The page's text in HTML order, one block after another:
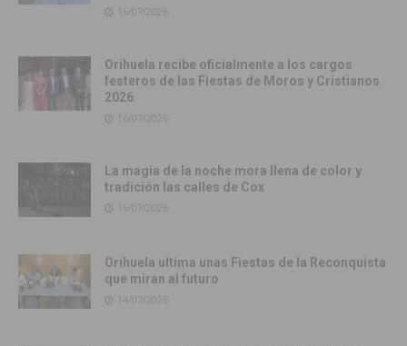
16/07/2026
Orihuela recibe oficialmente a los cargos
festeros de las Fiestas de Moros y Cristianos
2026
16/07/2026
La magia de la noche mora llena de color y
tradición las calles de Cox
16/07/2026
Orihuela ultima unas Fiestas de la Reconquista
que miran al futuro
14/07/2026